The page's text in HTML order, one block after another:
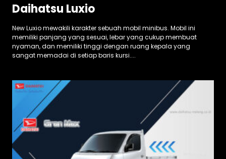
Daihatsu Luxio
New Luxio mewakili karakter sebuah mobil minibus. Mobil ini
memiliki panjang yang sesuai, lebar yang cukup membuat
nyaman, dan memiliki tinggi dengan ruang kepala yang
sangat memadai di setiap baris kursi....